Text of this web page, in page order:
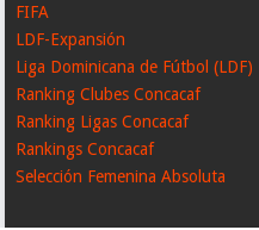
FIFA
LDF-Expansión
Liga Dominicana de Fútbol (LDF)
Ranking Clubes Concacaf
Ranking Ligas Concacaf
Rankings Concacaf
Selección Femenina Absoluta